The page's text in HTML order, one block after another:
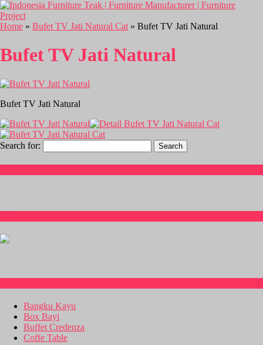
Home » Bufet TV Jati Natural Cat » Bufet TV Jati Natural
Bufet TV Jati Natural
Bufet TV Jati Natural
Search for:
Bangku Kayu
Box Bayi
Buffet Credenza
Coffe Table